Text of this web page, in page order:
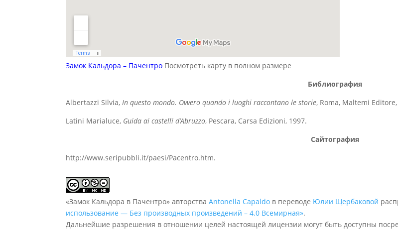
Замок Кальдора – Пачентро Посмотреть карту в полном размере
Библиография
Albertazzi Silvia, In questo mondo. Ovvero quando i luoghi raccontano le storie, Roma, Maltemi
Latini Marialuce, Guida ai castelli d’Abruzzo, Pescara, Carsa Edizioni, 1997.
Сайтография
http://www.seripubbli.it/paesi/Pacentro.htm.
«Замок Кальдора в Пачентро» авторства Antonella Capaldo в переводе Юлии Щербаковой
использование — Без производных произведений – 4.0 Всемирная».
Дальнейшие разрешения в отношении целей настоящей лицензии могут быть доступны